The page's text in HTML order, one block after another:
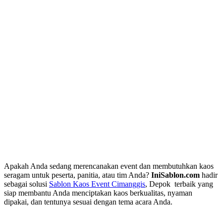
Apakah Anda sedang merencanakan event dan membutuhkan kaos
seragam untuk peserta, panitia, atau tim Anda? IniSablon.com hadir
sebagai solusi Sablon Kaos Event Cimanggis, Depok terbaik yang
siap membantu Anda menciptakan kaos berkualitas, nyaman
dipakai, dan tentunya sesuai dengan tema acara Anda.